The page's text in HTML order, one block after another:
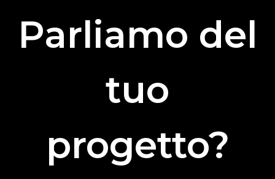
Parliamo del
tuo
progetto?